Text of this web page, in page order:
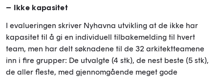
– Ikke kapasitet
I evalueringen skriver Nyhavna utvikling at de ikke har
kapasitet til å gi en individuell tilbakemelding til hvert
team, men har delt søknadene til de 32 arkitektteamene
inn i fire grupper: De utvalgte (4 stk), de nest beste (5 stk),
de aller fleste, med gjennomgående meget gode